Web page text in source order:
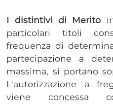
I distintivi di Merito
particolari titoli
frequenza di
partecipazione a
massima, si portano
L'autorizzazione a
viene concessa